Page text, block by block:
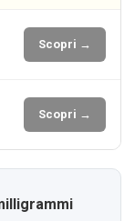
Scopri →
Scopri →